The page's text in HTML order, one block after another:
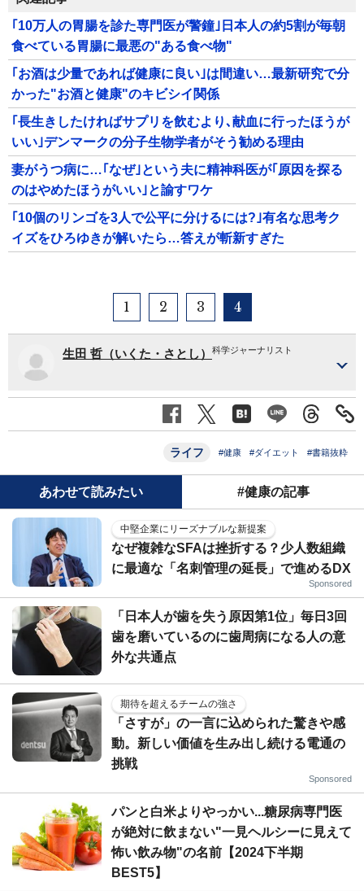
｢10万人の胃腸を診た専門医が警鐘｣日本人の約5割が毎朝
食べている胃腸に最悪の"ある食べ物"
｢お酒は少量であれば健康に良い｣は間違い…最新研究で分
かった"お酒と健康"のキビシイ関係
｢長生きしたければサプリを飲むより､献血に行ったほうが
いい｣デンマークの分子生物学者がそう勧める理由
妻がうつ病に…｢なぜ｣という夫に精神科医が｢原因を探る
のはやめたほうがいい｣と諭すワケ
｢10個のリンゴを3人で公平に分けるには?｣有名な思考ク
イズをひろゆきが解いたら…答えが斬新すぎた
1 2 3 4
生田 哲（いくた・さとし） 科学ジャーナリスト
ライフ #健康 #ダイエット #書籍抜粋
あわせて読みたい #健康の記事
中堅企業にリーズナブルな新提案
なぜ複雑なSFAは挫折する？少人数組織
に最適な「名刺管理の延長」で進めるDX
Sponsored
「日本人が歯を失う原因第1位」毎日3回
歯を磨いているのに歯周病になる人の意
外な共通点
期待を超えるチームの強さ
「さすが」の一言に込められた驚きや感
動。新しい価値を生み出し続ける電通の
挑戦
Sponsored
パンと白米よりやっかい...糖尿病専門医
が絶対に飲まない"一見ヘルシーに見えて
怖い飲み物"の名前【2024下半期
BEST5】